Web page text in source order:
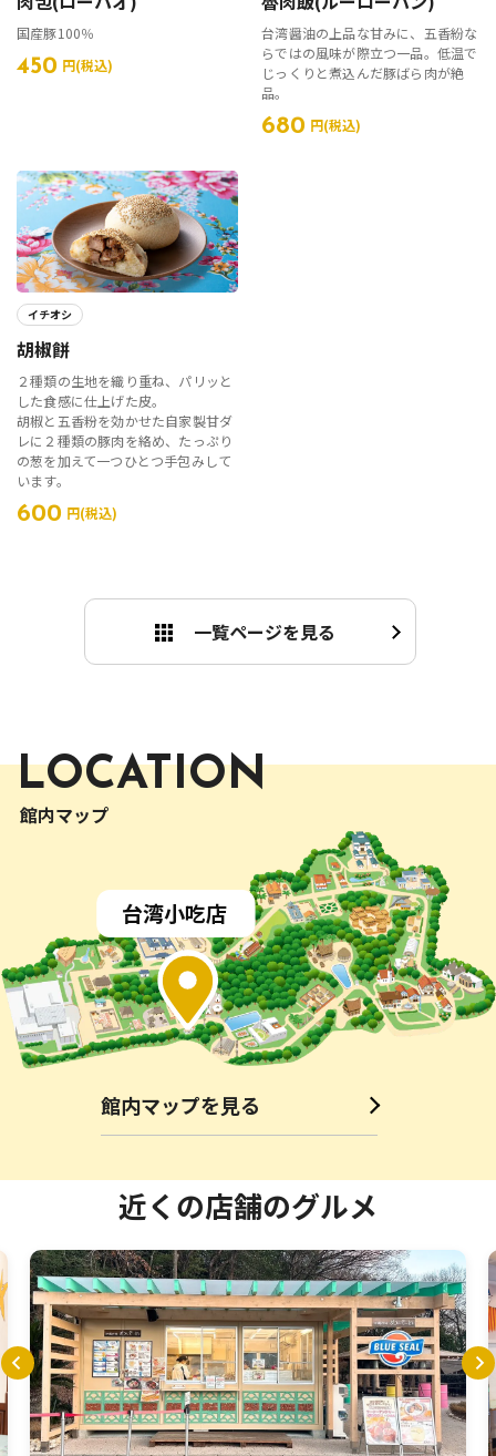
国産豚100％
450 円(税込)
台湾醤油の上品な甘みに、五香紛な
らではの風味が際立つ一品。低温で
じっくりと煮込んだ豚ばら肉が絶
品。
680 円(税込)
イチオシ
胡椒餅
２種類の生地を織り重ね、パリッと
した食感に仕上げた皮。
胡椒と五香粉を効かせた自家製甘ダ
レに２種類の豚肉を絡め、たっぷり
の葱を加えて一つひとつ手包みして
います。
600 円(税込)
一覧ページを見る
LOCATION
館内マップ
本館
ワールドバザールカフェ
沖縄めんそーれ
台湾小吃店
ペルー
エル・パティオ
インドネシア
ワルンバリ
ドイツ
ガストホフバイエルン
フランス アルザス
イタリア アルベロベッロ
アフリカ アフリカンプラザ
亭
イスタンブール
タイ
ラーチャプルック
韓国 韓国亭
山形県 月山
館内マップを見る
近くの店舗のグルメ